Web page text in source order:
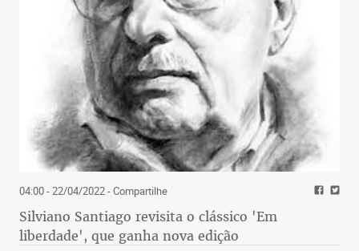
04:00 - 22/04/2022- Compartilhe
Silviano Santiago revisita o clássico 'Em
liberdade', que ganha nova edição